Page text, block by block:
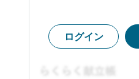
ログイン